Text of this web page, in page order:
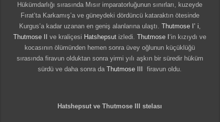
Hükümdarlığı sırasında Mısır imparatorluğunun sınırları, kuzeyde
Fırat’ta Karkamış’a ve güneydeki dördüncü kataraktın ötesinde
Kurgus’a kadar uzanan en geniş alanlarına ulaştı. Thutmose I’ i
Thutmose II
ve kraliçesi Hatshepsut izledi.Thutmose I ‘in kızıydı ve
kocasının ölümünden hemen sonra üvey oğlunun küçüklüğü
sırasında firavun olduktan sonra yirmi yılı aşkın bir süredir hüküm
sürdü ve daha sonra daThutmose III firavun oldu.
Hatshepsut ve Thutmose III stelası